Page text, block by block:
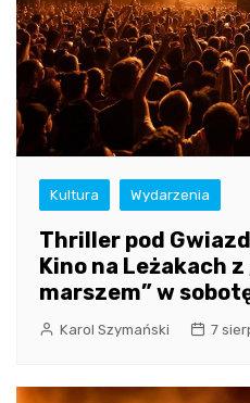
Kultura Wydarzenia
Thriller pod
Kino na Leżakach z
marszem” w
Karol Szymański 7